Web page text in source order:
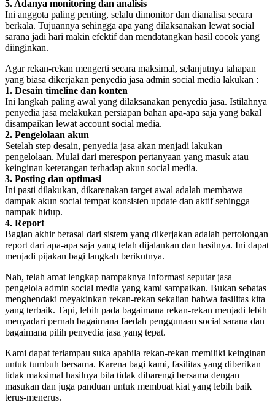
5. Adanya monitoring dan analisis
Ini anggota paling penting, selalu dimonitor dan dianalisa secara
berkala. Tujuannya sehingga apa yang dilaksanakan lewat social
sarana jadi hari makin efektif dan mendatangkan hasil cocok yang
diinginkan.
Agar rekan-rekan mengerti secara maksimal, selanjutnya tahapan
yang biasa dikerjakan penyedia jasa admin social media lakukan :
1. Desain timeline dan konten
Ini langkah paling awal yang dilaksanakan penyedia jasa. Istilahnya
penyedia jasa melakukan persiapan bahan apa-apa saja yang bakal
disampaikan lewat account social media.
2. Pengelolaan akun
Setelah step desain, penyedia jasa akan menjadi lakukan
pengelolaan. Mulai dari merespon pertanyaan yang masuk atau
keinginan keterangan terhadap akun social media.
3. Posting dan optimasi
Ini pasti dilakukan, dikarenakan target awal adalah membawa
dampak akun social tempat konsisten update dan aktif sehingga
nampak hidup.
4. Report
Bagian akhir berasal dari sistem yang dikerjakan adalah pertolongan
report dari apa-apa saja yang telah dijalankan dan hasilnya. Ini dapat
menjadi pijakan bagi langkah berikutnya.
Nah, telah amat lengkap nampaknya informasi seputar jasa
pengelola admin social media yang kami sampaikan. Bukan sebatas
menghendaki meyakinkan rekan-rekan sekalian bahwa fasilitas kita
yang terbaik. Tapi, lebih pada bagaimana rekan-rekan menjadi lebih
menyadari pernah bagaimana faedah penggunaan social sarana dan
bagaimana pilih penyedia jasa yang tepat.
Kami dapat terlampau suka apabila rekan-rekan memiliki keinginan
untuk tumbuh bersama. Karena bagi kami, fasilitas yang diberikan
tidak maksimal hasilnya bila tidak dibarengi bersama dengan
masukan dan juga panduan untuk membuat kiat yang lebih baik
terus-menerus.